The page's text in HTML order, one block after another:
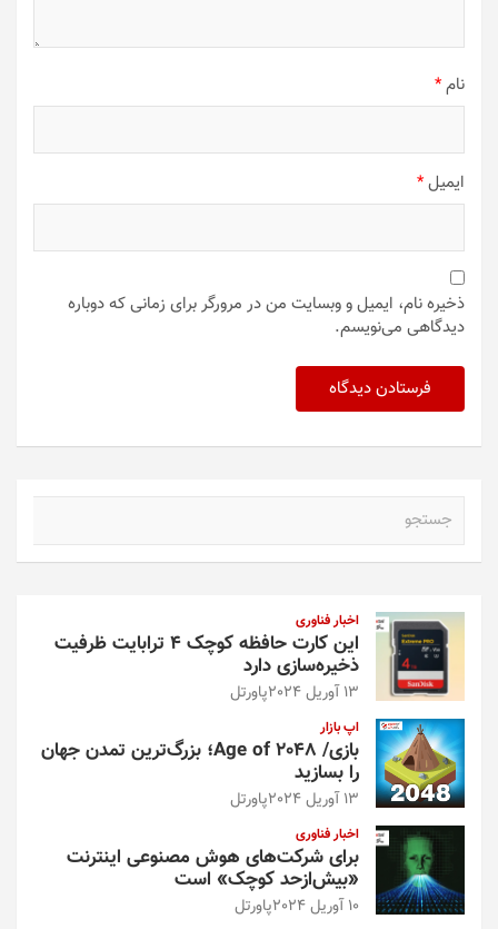
نام*
ایمیل*
ذخیره نام، ایمیل و وبسایت من در مرورگر برای زمانی که دوباره
دیدگاهی می‌نویسم.
اخبار فناوری
این کارت حافظه کوچک ۴ ترابایت ظرفیت
ذخیره‌سازی دارد
13 آوریل 2024 پاورتل
اپ بازار
بازی/ Age of 2048؛ بزرگ‌ترین تمدن جهان
را بسازید
13 آوریل 2024 پاورتل
اخبار فناوری
برای شرکت‌های هوش مصنوعی اینترنت
«بیش‌از‌حد کوچک» است
10 آوریل 2024 پاورتل